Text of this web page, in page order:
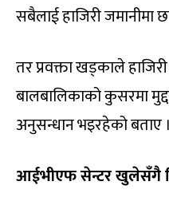
सबैलाई हाजिरी जमानीमा
तर प्रवक्ता खड्काले
बालबालिकाको कुसरमा
अनुसन्धान भइरहेको बताए ।
आईभीएफ सेन्टर खुलेसँगै